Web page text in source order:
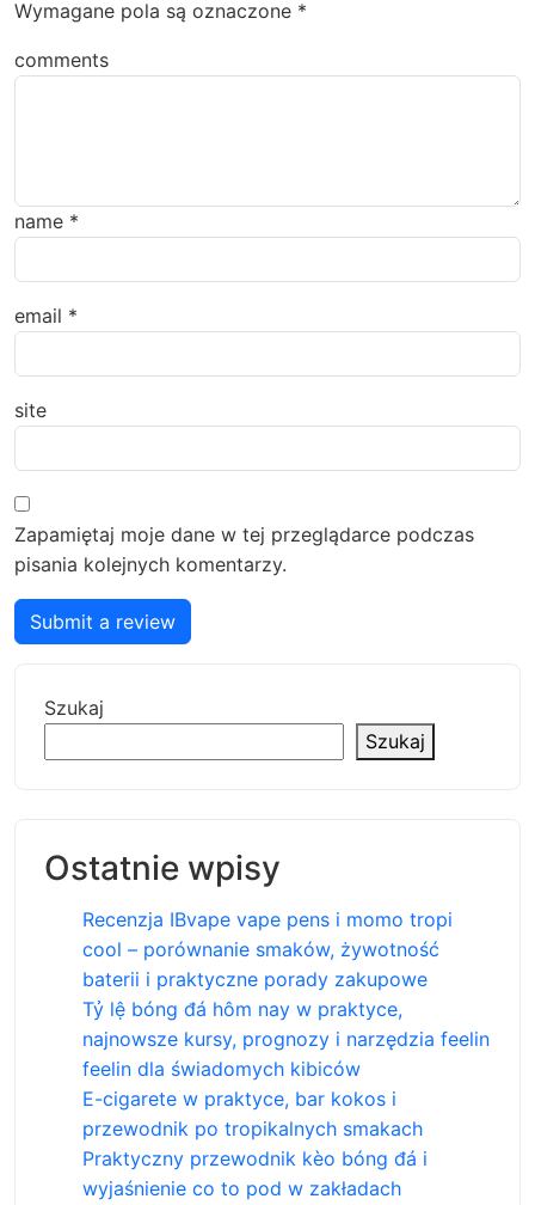
Wymagane pola są oznaczone *
comments
name *
email *
site
Zapamiętaj moje dane w tej przeglądarce podczas
pisania kolejnych komentarzy.
Submit a review
Szukaj
Szukaj
Ostatnie wpisy
Recenzja IBvape vape pens i momo tropi
cool – porównanie smaków, żywotność
baterii i praktyczne porady zakupowe
Tỷ lệ bóng đá hôm nay w praktyce,
najnowsze kursy, prognozy i narzędzia feelin
feelin dla świadomych kibiców
E-cigarete w praktyce, bar kokos i
przewodnik po tropikalnych smakach
Praktyczny przewodnik kèo bóng đá i
wyjaśnienie co to pod w zakładach